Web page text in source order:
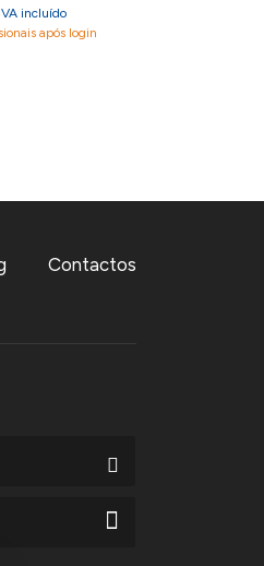
IVA incluído
após login
Contactos